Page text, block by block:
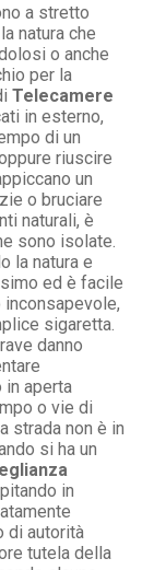
a stretto
natura che
o anche
per la
Telecamere
in esterno,
di un
riuscire
un
o bruciare
naturali, è
sono isolate.
la natura e
ed è facile
inconsapevole,
sigaretta.
danno
in aperta
o vie di
strada non è in
si ha un
in
di autorità
tutela della